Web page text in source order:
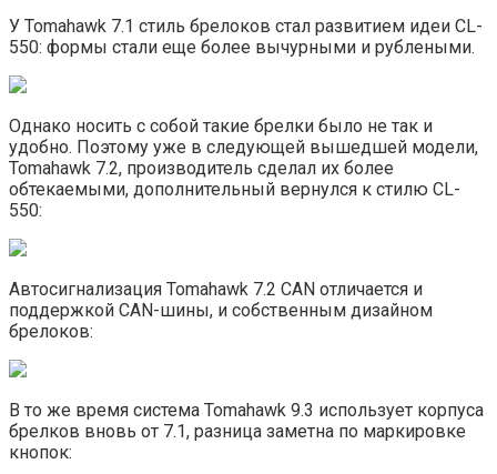
У Tomahawk 7.1 стиль брелоков стал развитием идеи CL-
550: формы стали еще более вычурными и рублеными.
Однако носить с собой такие брелки было не так и
удобно. Поэтому уже в следующей вышедшей модели,
Tomahawk 7.2, производитель сделал их более
обтекаемыми, дополнительный вернулся к стилю CL-
550:
Автосигнализация Tomahawk 7.2 CAN отличается и
поддержкой CAN-шины, и собственным дизайном
брелоков:
В то же время система Tomahawk 9.3 использует корпуса
брелков вновь от 7.1, разница заметна по маркировке
кнопок: